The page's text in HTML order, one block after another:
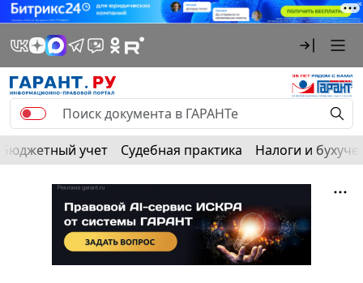
Бюджетный учет Судебная практика Налоги и